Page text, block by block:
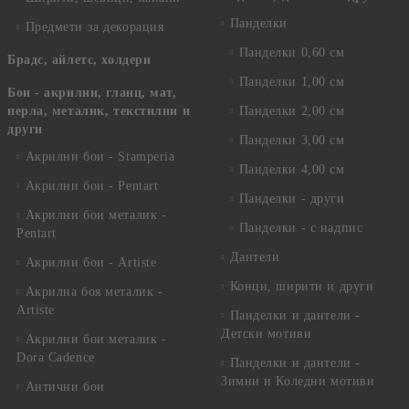
Предмети за декорация
Брадс, айлетс, холдери
Бои - акрилни, гланц, мат,
перла, металик, текстилни и
други
Акрилни бои - Stamperia
Акрилни бои - Pentart
Акрилни бои металик -
Pentart
Акрилни бои - Artiste
Акрилна боя металик -
Artiste
Акрилни бои металик -
Dora Cadence
Антични бои
Панделки
Панделки 0,60 см
Панделки 1,00 см
Панделки 2,00 см
Панделки 3,00 см
Панделки 4,00 см
Панделки - други
Панделки - с надпис
Дантели
Конци, ширити и други
Панделки и дантели -
Детски мотиви
Панделки и дантели -
Зимни и Коледни мотиви